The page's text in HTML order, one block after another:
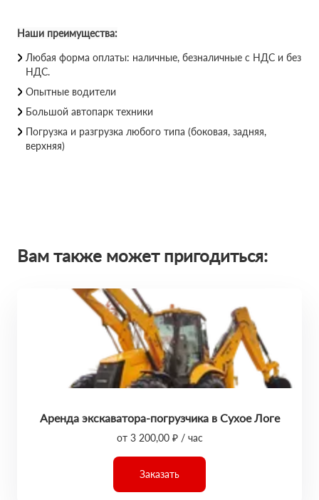
Наши преимущества:
Любая форма оплаты: наличные, безналичные с НДС и без
НДС.
Опытные водители
Большой автопарк техники
Погрузка и разгрузка любого типа (боковая, задняя,
верхняя)
Вам также может пригодиться:
Аренда экскаватора-погрузчика в Сухое Логе
от 3 200,00 ₽ / час
Заказать